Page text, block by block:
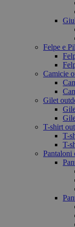
Felpe e
Camicie
Gilet
T-shirt
T-
T-
Pantaloni